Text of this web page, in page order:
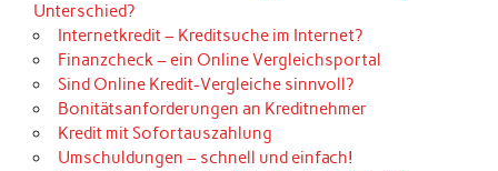
Unterschied?
Internetkredit – Kreditsuche im Internet?
Finanzcheck – ein Online Vergleichsportal
Sind Online Kredit-Vergleiche sinnvoll?
Bonitätsanforderungen an Kreditnehmer
Kredit mit Sofortauszahlung
Umschuldungen – schnell und einfach!